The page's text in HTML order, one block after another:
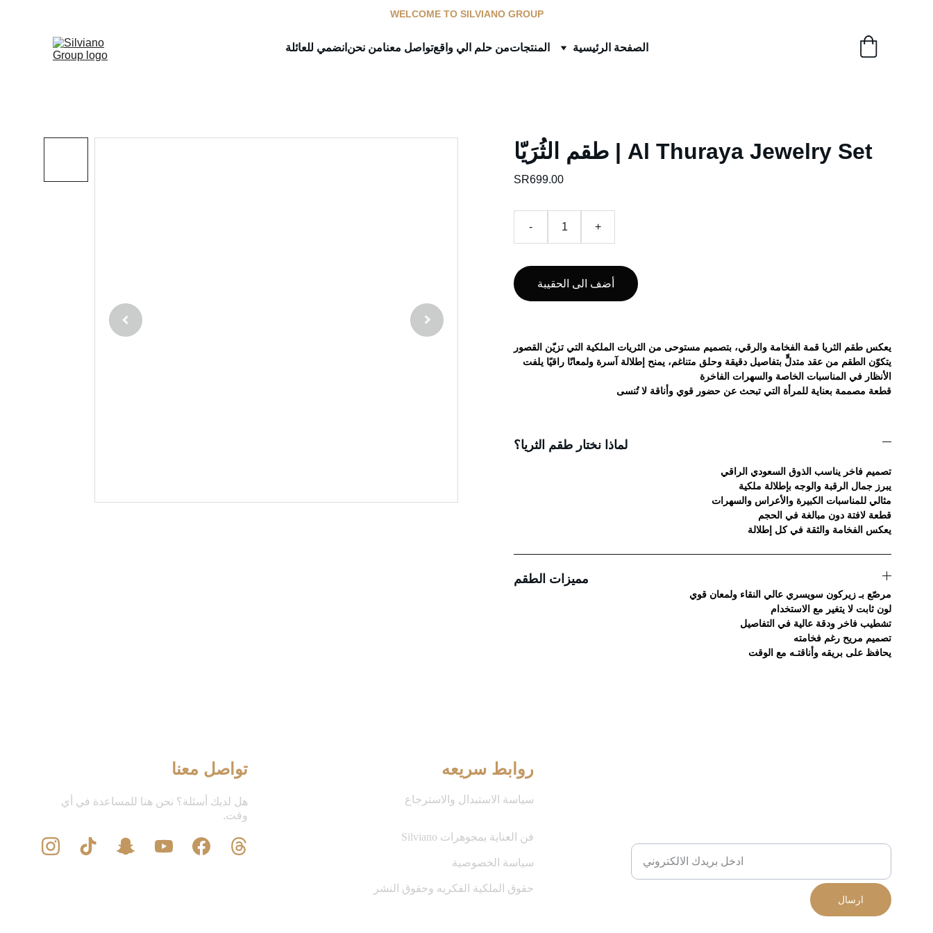
WELCOME TO SILVIANO GROUP
انضمي للعائلة من نحنتواصل معنامن حلم الي واقعالمنتجات الصفحة الرئيسية
طقم الثُرَيّا | Al Thuraya Jewelry Set
SR699.00
- +
أضف الى الحقيبة
يعكس طقم الثريا قمة الفخامة والرقي، بتصميم مستوحى من الثريات الملكية التي تزيّن القصور
يتكوّن الطقم من عقد متدلٍّ بتفاصيل دقيقة وحلق متناغم، يمنح إطلالة آسرة ولمعانًا راقيًا يلفت
الأنظار في المناسبات الخاصة والسهرات الفاخرة
قطعة مصممة بعناية للمرأة التي تبحث عن حضور قوي وأناقة لا تُنسى
لماذا نختار طقم الثريا؟
تصميم فاخر يناسب الذوق السعودي الراقي
يبرز جمال الرقبة والوجه بإطلالة ملكية
مثالي للمناسبات الكبيرة والأعراس والسهرات
قطعة لافتة دون مبالغة في الحجم
يعكس الفخامة والثقة في كل إطلالة
مميزات الطقم
مرصّع بـ زيركون سويسري عالي النقاء ولمعان قوي
لون ثابت لا يتغير مع الاستخدام
تشطيب فاخر ودقة عالية في التفاصيل
تصميم مريح رغم فخامته
يحافظ على بريقه وأناقتـه مع الوقت
تواصل معنا
هل لديك أسئلة؟ نحن هنا للمساعدة في أي
وقت.
ارسال
روابط سريعه
سياسة الاستبدال والاسترجاع
فن العناية بمجوهرات Silviano
حقوق الملكية الفكريه وحقوق النشر
سياسة الخصوصية